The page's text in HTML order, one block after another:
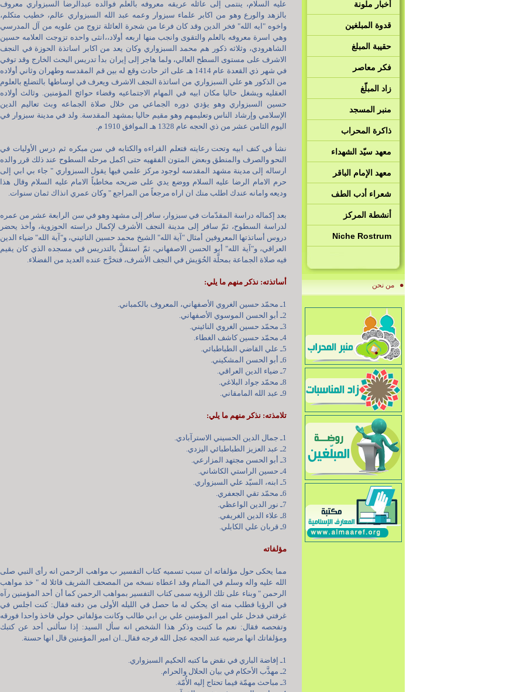
أخبار ملونة
قدوة المبلغين
حقيبة المبلغ
فكر معاصر
زاد المبلّغ
منبر المسجد
ذاكرة المحراب
معهد سيّد الشهداء
معهد الإمام الباقر
شعراء أدب الطف
أنشطة المركز
Niche Rostrum
من نحن
عليه السلام، ينتمى إلى عائله عريقه معروفه بالعلم فوالده عبدالرضا السبزواري معروف
بالزهد والورع وهو من اكابر علماء سبزوار وعمه عبد الله السبزواري عالم، خطيب متكلم،
واخوه "ايه الله" فخر الدين وقد كان فرعا من شجرة العائلة تزوج من علويه من آل المدرسي
وهي اسرة معروفه بالعلم والتقوى وانجب منها اربعه أولاد،،انثى واحده تزوجت العلامه حسين
الشاهرودي، وثلاثه ذكور هم محمد السبزواري وكان يعد من اكابر اساتذة الحوزة في النجف
الاشرف على مستوى السطح العالي، ولما هاجر إلى إيران بدأ تدريس البحث الخارج وقد توفي
في شهر ذي القعدة عام 1414 هـ على اثر حادث وقع له بين قم المقدسه وطهران وثاني أولاده
من الذكور هو علي السبزواري من اساتذة النجف الاشرف ويعرف في اوساطها بالتضلع بالعلوم
العقليه ويشغل حاليا مكان ابيه في المهام الاجتماعيه وقضاء حوائج المؤمنين. وثالث أولاده
حسين السبزواري وهو يؤدي دوره الجماعي من خلال صلاة الجماعه وبث تعاليم الدين
الإسلامي وإرشاد الناس وتعليمهم وهو مقيم حاليا بمشهد المقدسة. ولد في مدينة سبزوار في
اليوم الثامن عشر من ذي الحجه عام 1328 هـ الموافق 1910 م.
نشأ في كنف ابيه وتحت رعايته فتعلم القراءه والكتابه في سن مبكره ثم درس الأوليات في
النحو والصرف والمنطق وبعض المتون الفقهيه حتى اكمل مرحله السطوح عند ذلك قرر والده
ارساله إلى مدينة مشهد المقدسه لوجود مركز علمي فيها يقول السبزواري " جاء بي ابي إلى
حرم الامام الرضا عليه السلام ووضع يدي على ضريحه مخاطباً الامام عليه السلام وقال هذا
وديعه وامانه عندك اطلب منك ان اراه مرجعاً من المراجع " وكان عمري انذاك ثمان سنوات.
بعد إكماله دراسة المقدّمات في سبزوار، سافر إلى مشهد وهو في سن الرابعة عشر من عمره
لدراسة السطوح، ثمّ سافر إلى مدينة النجف الأشرف لإكمال دراسته الحوزوية، وأخذ يحضر
دروس أساتذتها المعروفين أمثال "آية الله" الشيخ محمد حسين النائيني، و"آية الله" ضياء الدين
العراقي، و"آية الله" أبو الحسن الاصفهاني، ثمّ استقلَّ بالتدريس في مسجده الذي كان يقيم
فيه صلاة الجماعة بمحلَّة الحُوَيش في النجف الأشرف، فتخرَّج عنده العديد من الفضلاء.
أساتذته: نذكر منهم ما يلي:
1ـ محمّد حسين الغروي الأصفهاني، المعروف بالكمباني.
2ـ أبو الحسن الموسوي الأصفهاني.
3ـ محمّد حسين الغروي النائيني.
4ـ محمّد حسين كاشف الغطاء.
5ـ علي القاضي الطباطبائي.
6ـ أبو الحسن المشكيني.
7ـ ضياء الدين العراقي.
8ـ محمّد جواد البلاغي.
9ـ عبد الله المامقاني.
تلامذته: نذكر منهم ما يلي:
1ـ جمال الدين الحسيني الاسترآبادي.
2ـ عبد العزيز الطباطبائي اليزدي.
3ـ أبو الحسن مجتهد المزارعي.
4ـ حسين الراستي الكاشاني.
5ـ ابنه، السيّد علي السبزواري.
6ـ محمّد تقي الجعفري.
7ـ نور الدين الواعظي.
8ـ علاء الدين الغريفي.
9ـ قربان علي الكابلي.
مؤلفاته
مما يحكى حول مؤلفاته ان سبب تسميه كتاب التفسير ب مواهب الرحمن انه رأى النبي صلى
الله عليه واله وسلم في المنام وقد اعطاه نسخه من المصحف الشريف قائلا له " خذ مواهب
الرحمن " وبناء على تلك الرؤيه سمى كتاب التفسير بمواهب الرحمن كما أن أحد المؤمنين رآه
في الرؤيا فطلب منه اي يحكي له ما حصل في الليله الأولى من دفنه فقال: كنت اجلس في
غرفتي فدخل علي امير المؤمنين علي بن ابي طالب وكانت مؤلفاتي حولي فاخذ واحدا فورقه
وتفحصه فقال: نعم ما كتبت وذكر هذا الشخص انه سأل السيد: إذا سألنى أحد عن كتبك
ومؤلفاتك انها مرضيه عند الحجه عجل الله فرجه فقال..ان امير المؤمنين قال انها حسنة.
1ـ إفاضة الباري في نقض ما كتبه الحكيم السبزواري.
2ـ مهذَّب الأحكام في بيان الحلال والحرام.
3ـ مباحث مهمّة فيما تحتاج إليه الأُمّة.